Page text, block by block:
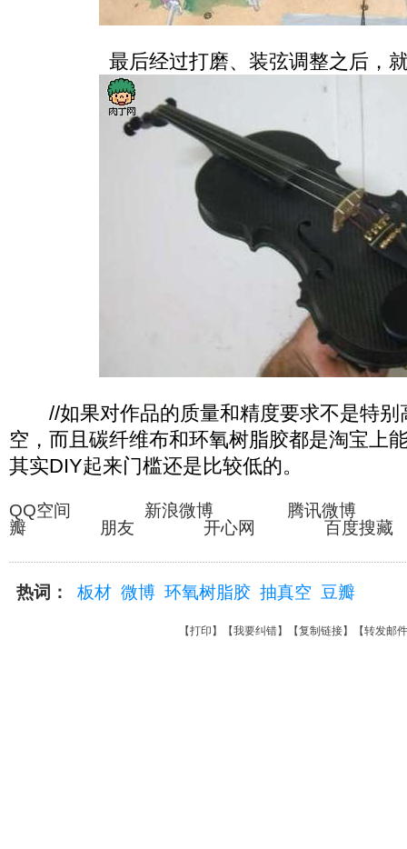
最后经过打磨、装弦调整之后，
//如果对作品的质量和精度要求不是特别
空，而且碳纤维布和环氧树脂胶都是淘宝上
其实DIY起来门槛还是比较低的。
QQ空间 新浪微博 腾讯微
瓣 朋友 开心网 百度搜
热词： 板材 微博 环氧树脂胶 抽真空 豆瓣
【打印 】【我要纠错】【复制链接】【转发邮件